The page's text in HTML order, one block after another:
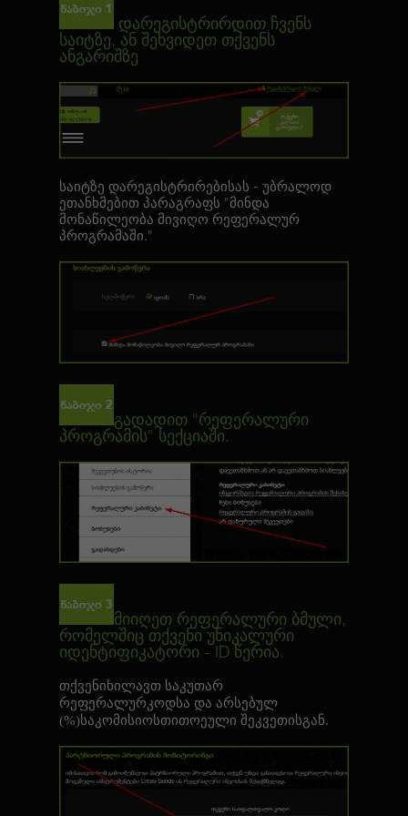
დარეგისტრირდით ჩვენს
საიტზე, ან შეხვიდეთ თქვენს
ანგარიშზე
საიტზე დარეგისტრირებისას - უბრალოდ
ეთანხმებით პარაგრაფს "მინდა
მონაწილეობა მივიღო რეფერალურ
პროგრამაში."
გადადით "რეფერალური
პროგრამის" სექციაში.
მიიღეთ რეფერალური ბმული,
რომელშიც თქვენი უნიკალური
იდენტიფიკატორი - ID წერია.
თქვენიხილავთ საკუთარ
რეფერალურკოდსა და არსებულ
(%)საკომისიოსთითოეული შეკვეთისგან.